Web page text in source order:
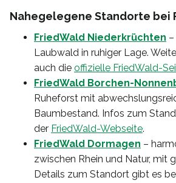
Nahegelegene Standorte bei
FriedWald Niederkrüchten
Laubwald in ruhiger Lage.
auch die offizielle FriedWald-
FriedWald Borchen-
Ruheforst mit
Baumbestand. Infos zum
der FriedWald-Webseite.
FriedWald Dormagen –
zwischen Rhein und Natur, mit
Details zum Standort gibt es